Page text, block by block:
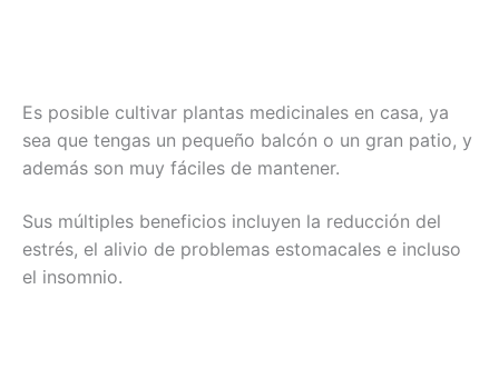
Es posible cultivar plantas medicinales en casa, ya
sea que tengas un pequeño balcón o un gran patio, y
además son muy fáciles de mantener.
Sus múltiples beneficios incluyen la reducción del
estrés, el alivio de problemas estomacales e incluso
el insomnio.